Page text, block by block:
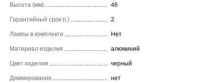
Высота (мм) 46
Гарантийный срок (г.) 2
Лампы в комплекте Нет
Материал изделия алюминий
Цвет изделия черный
Диммирование нет